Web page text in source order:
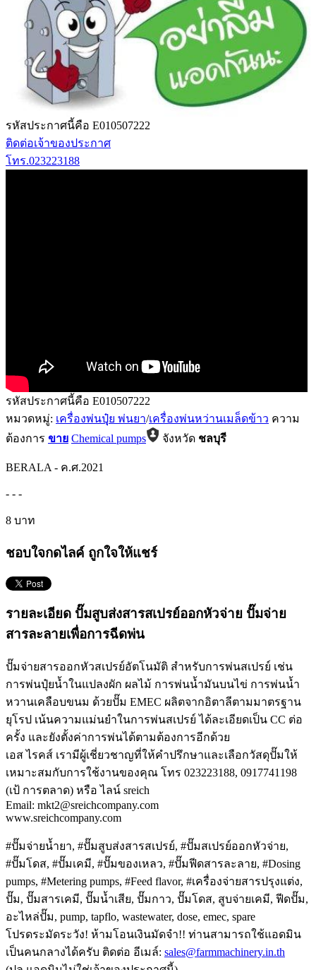
รหัสประกาศนี้คือ E010507222
ติดต่อเจ้าของประกาศ
โทร.023223188
รหัสประกาศนี้คือ E010507222
หมวดหมู่: เครื่องพ่นปุุ๋ย พ่นยา/เครื่องพ่นหว่านเมล็ดข้าว ความ
ต้องการ ขาย Chemical pumps จังหวัด ชลบุรี
BERALA - ค.ศ.2021
- - -
8 บาท
ชอบใจกดไลค์ ถูกใจให้แชร์
รายละเอียด ปั๊มสูบส่งสารสเปรย์ออกหัวจ่าย ปั๊มจ่าย
สารละลายเพื่อการฉีดพ่น
ปั๊มจ่ายสารออกหัวสเปรย์อัตโนมัติ สำหรับการพ่นสเปรย์ เช่น
การพ่นปุ๋ยน้ำในแปลงผัก ผลไม้ การพ่นน้ำมันบนไข่ การพ่นน้ำ
หวานเคลือบขนม ด้วยปั๊ม EMEC ผลิตจากอิตาลีตามมาตรฐาน
ยุโรป เน้นความแม่นยำในการพ่นสเปรย์ ได้ละเอียดเป็น CC ต่อ
ครั้ง และยังตั้งค่าการพ่นได้ตามต้องการอีกด้วย
เอส ไรคส์ เรามีผู้เชี่ยวชาญที่ให้คำปรึกษาและเลือกวัสดุปั๊มให้
เหมาะสมกับการใช้งานของคุณ โทร 023223188, 0917741198
(เป้ การตลาด) หรือ ไลน์ sreich
Email: mkt2@sreichcompany.com
www.sreichcompany.com
#ปั๊มจ่ายน้ำยา, #ปั๊มสูบส่งสารสเปรย์, #ปั๊มสเปรย์ออกหัวจ่าย,
#ปั๊มโดส, #ปั๊มเคมี, #ปั๊มของเหลว, #ปั๊มฟีดสารละลาย, #Dosing
pumps, #Metering pumps, #Feed flavor, #เครื่องจ่ายสารปรุงแต่ง,
ปั๊ม, ปั๊มสารเคมี, ปั๊มน้ำเสีย, ปั๊มกาว, ปั๊มโดส, สูบจ่ายเคมี, ฟีดปั๊ม,
อะไหล่ปั๊ม, pump, tapflo, wastewater, dose, emec, spare
โปรดระมัดระวัง! ห้ามโอนเงินมัดจำ!! ท่านสามารถใช้แอดมิน
เป็นคนกลางได้ครับ ติดต่อ อีเมล์: sales@farmmachinery.in.th